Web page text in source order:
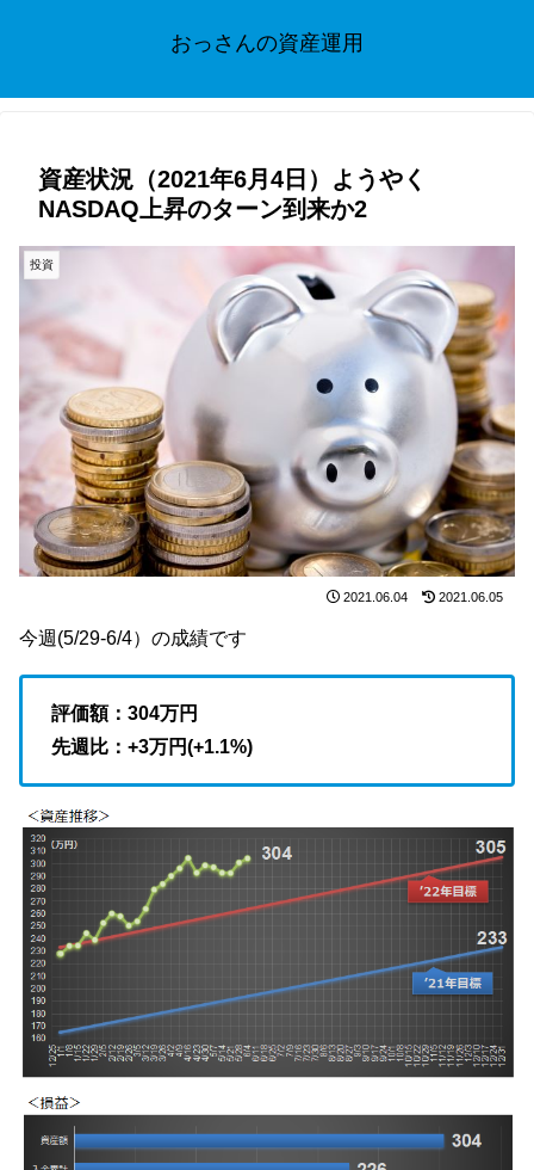
おっさんの資産運用
資産状況（2021年6月4日）ようやく
NASDAQ上昇のターン到来か2
投資
2021.06.04 2021.06.05
今週(5/29-6/4）の成績です
評価額：304万円
先週比：+3万円(+1.1%)